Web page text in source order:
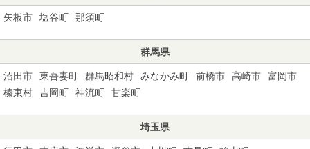
矢板市 塩谷町 那須町
群馬県
沼田市 東吾妻町 群馬昭和村 みなかみ町 前橋市 高崎市
富岡市
榛東村
吉岡町 神流町 甘楽町
埼玉県